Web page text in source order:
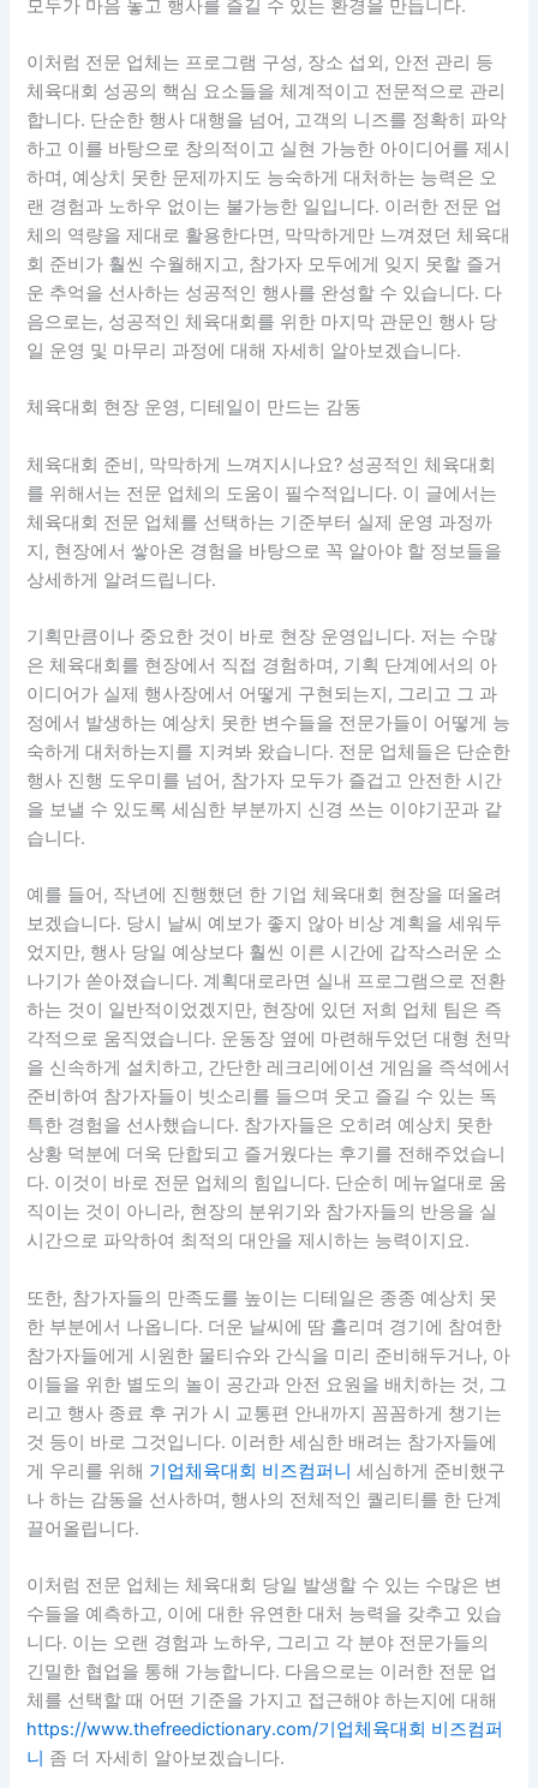
모두가 마음 놓고 행사를 즐길 수 있는 환경을 만듭니다.
이처럼 전문 업체는 프로그램 구성, 장소 섭외, 안전 관리 등
체육대회 성공의 핵심 요소들을 체계적이고 전문적으로 관리
합니다. 단순한 행사 대행을 넘어, 고객의 니즈를 정확히 파악
하고 이를 바탕으로 창의적이고 실현 가능한 아이디어를 제시
하며, 예상치 못한 문제까지도 능숙하게 대처하는 능력은 오
랜 경험과 노하우 없이는 불가능한 일입니다. 이러한 전문 업
체의 역량을 제대로 활용한다면, 막막하게만 느껴졌던 체육대
회 준비가 훨씬 수월해지고, 참가자 모두에게 잊지 못할 즐거
운 추억을 선사하는 성공적인 행사를 완성할 수 있습니다. 다
음으로는, 성공적인 체육대회를 위한 마지막 관문인 행사 당
일 운영 및 마무리 과정에 대해 자세히 알아보겠습니다.
체육대회 현장 운영, 디테일이 만드는 감동
체육대회 준비, 막막하게 느껴지시나요? 성공적인 체육대회
를 위해서는 전문 업체의 도움이 필수적입니다. 이 글에서는
체육대회 전문 업체를 선택하는 기준부터 실제 운영 과정까
지, 현장에서 쌓아온 경험을 바탕으로 꼭 알아야 할 정보들을
상세하게 알려드립니다.
기획만큼이나 중요한 것이 바로 현장 운영입니다. 저는 수많
은 체육대회를 현장에서 직접 경험하며, 기획 단계에서의 아
이디어가 실제 행사장에서 어떻게 구현되는지, 그리고 그 과
정에서 발생하는 예상치 못한 변수들을 전문가들이 어떻게 능
숙하게 대처하는지를 지켜봐 왔습니다. 전문 업체들은 단순한
행사 진행 도우미를 넘어, 참가자 모두가 즐겁고 안전한 시간
을 보낼 수 있도록 세심한 부분까지 신경 쓰는 이야기꾼과 같
습니다.
예를 들어, 작년에 진행했던 한 기업 체육대회 현장을 떠올려
보겠습니다. 당시 날씨 예보가 좋지 않아 비상 계획을 세워두
었지만, 행사 당일 예상보다 훨씬 이른 시간에 갑작스러운 소
나기가 쏟아졌습니다. 계획대로라면 실내 프로그램으로 전환
하는 것이 일반적이었겠지만, 현장에 있던 저희 업체 팀은 즉
각적으로 움직였습니다. 운동장 옆에 마련해두었던 대형 천막
을 신속하게 설치하고, 간단한 레크리에이션 게임을 즉석에서
준비하여 참가자들이 빗소리를 들으며 웃고 즐길 수 있는 독
특한 경험을 선사했습니다. 참가자들은 오히려 예상치 못한
상황 덕분에 더욱 단합되고 즐거웠다는 후기를 전해주었습니
다. 이것이 바로 전문 업체의 힘입니다. 단순히 메뉴얼대로 움
직이는 것이 아니라, 현장의 분위기와 참가자들의 반응을 실
시간으로 파악하여 최적의 대안을 제시하는 능력이지요.
또한, 참가자들의 만족도를 높이는 디테일은 종종 예상치 못
한 부분에서 나옵니다. 더운 날씨에 땀 흘리며 경기에 참여한
참가자들에게 시원한 물티슈와 간식을 미리 준비해두거나, 아
이들을 위한 별도의 놀이 공간과 안전 요원을 배치하는 것, 그
리고 행사 종료 후 귀가 시 교통편 안내까지 꼼꼼하게 챙기는
것 등이 바로 그것입니다. 이러한 세심한 배려는 참가자들에
게 우리를 위해 기업체육대회 비즈컴퍼니 세심하게 준비했구
나 하는 감동을 선사하며, 행사의 전체적인 퀄리티를 한 단계
끌어올립니다.
이처럼 전문 업체는 체육대회 당일 발생할 수 있는 수많은 변
수들을 예측하고, 이에 대한 유연한 대처 능력을 갖추고 있습
니다. 이는 오랜 경험과 노하우, 그리고 각 분야 전문가들의
긴밀한 협업을 통해 가능합니다. 다음으로는 이러한 전문 업
체를 선택할 때 어떤 기준을 가지고 접근해야 하는지에 대해
https://www.thefreedictionary.com/기업체육대회 비즈컴퍼
니 좀 더 자세히 알아보겠습니다.